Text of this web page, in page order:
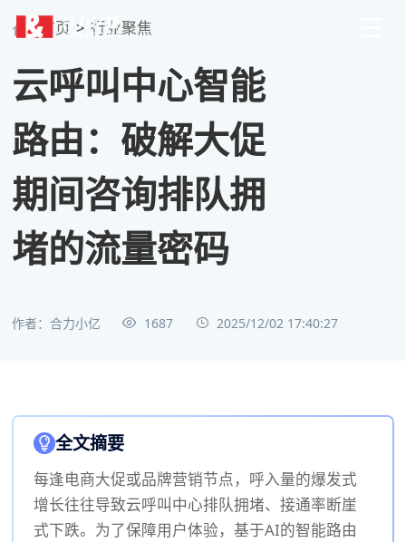
首页 > 行业聚焦
云呼叫中心智能
路由：破解大促
期间咨询排队拥
堵的流量密码
作者：合力小亿 1687 2025/12/02 17:40:27
全文摘要
每逢电商大促或品牌营销节点，呼入量的爆发式
增长往往导致云呼叫中心排队拥堵、接通率断崖
式下跌。为了保障用户体验，基于AI的智能路由